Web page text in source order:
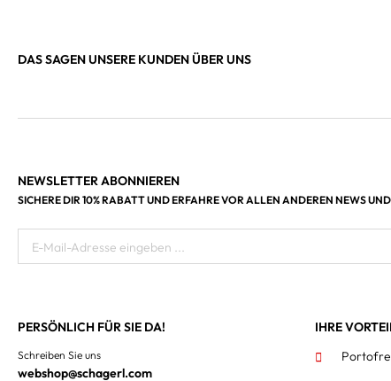
DAS SAGEN UNSERE KUNDEN ÜBER UNS
NEWSLETTER ABONNIEREN
SICHERE DIR 10% RABATT UND ERFAHRE VOR ALLEN ANDEREN NEWS
E-Mail-Adresse eingeben ...
PERSÖNLICH FÜR SIE DA!
Schreiben Sie uns
webshop@schagerl.com
IHRE